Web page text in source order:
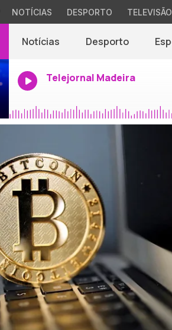
NOTÍCIAS DESPORTO TELEVISÃO
Notícias Desporto
Telejornal Madeira